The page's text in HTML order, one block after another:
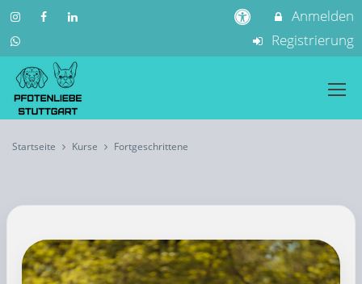
Anmelden
Registrierung
Startseite Kurse Fortgeschrittene